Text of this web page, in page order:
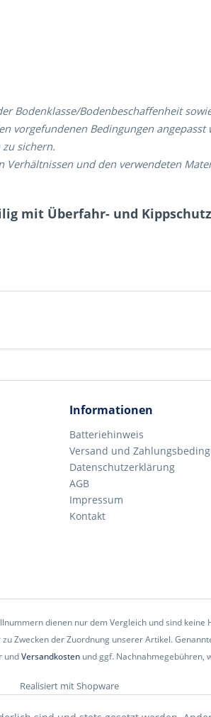
Bodenklasse/Bodenbeschaffenheit
vorgefundenen Bedingungen
sichern.
und den verwendeten
mit Überfahr- und Kippschutz
Informationen
Batteriehinweis
Versand und
Datenschutzerklärung
AGB
Impressum
Kontakt
dienen nur dem Vergleich und sind keine
Zwecken der Zuordnung unserer Artikel.
undVersandkostenund ggf. Nachnahmegebühren,
Realisiert mit Shopware